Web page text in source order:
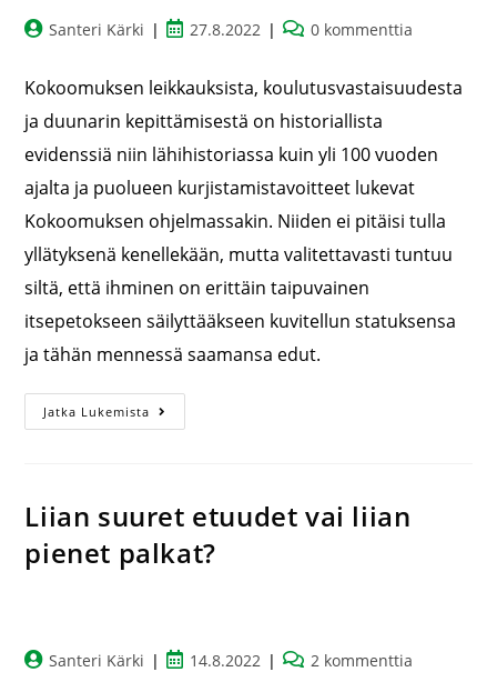
Santeri Kärki 27.8.2022 0 kommenttia
Kokoomuksen leikkauksista, koulutusvastaisuudesta
ja duunarin kepittämisestä on historiallista
evidenssiä niin lähihistoriassa kuin yli 100 vuoden
ajalta ja puolueen kurjistamistavoitteet lukevat
Kokoomuksen ohjelmassakin. Niiden ei pitäisi tulla
yllätyksenä kenellekään, mutta valitettavasti tuntuu
siltä, että ihminen on erittäin taipuvainen
itsepetokseen säilyttääkseen kuvitellun statuksensa
ja tähän mennessä saamansa edut.
Jatka Lukemista
Liian suuret etuudet vai liian
pienet palkat?
Santeri Kärki 14.8.2022 2 kommenttia